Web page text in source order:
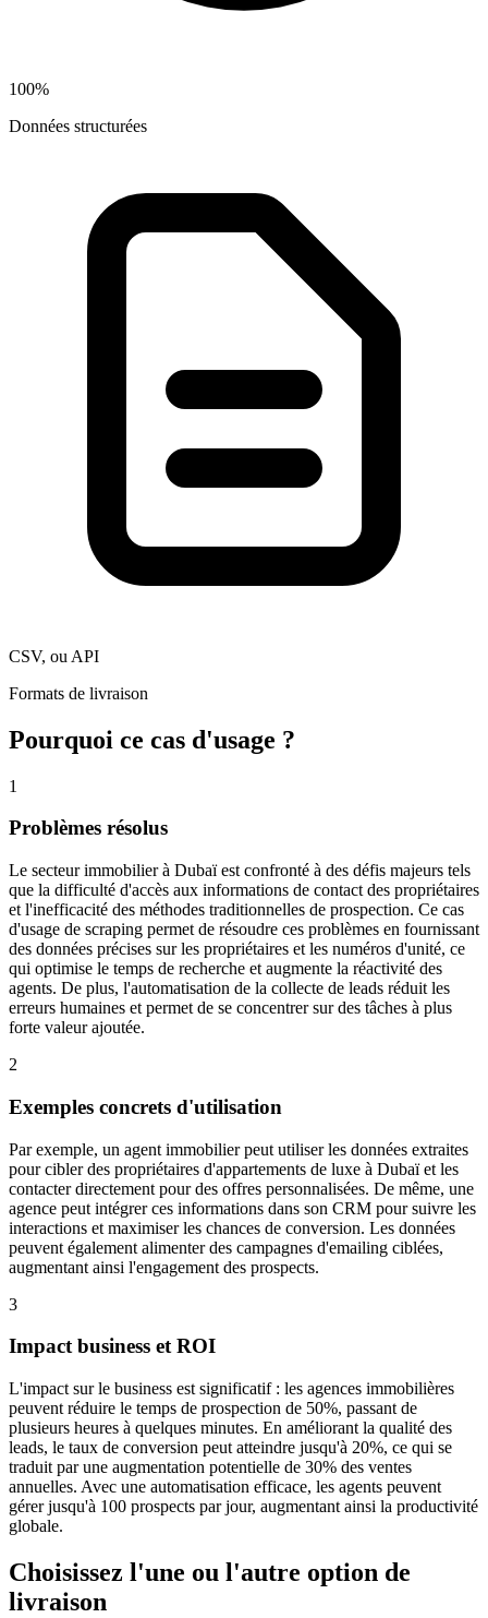
100%
Données structurées
CSV, ou API
Formats de livraison
Pourquoi ce cas d'usage ?
1
Problèmes résolus
Le secteur immobilier à Dubaï est confronté à des défis majeurs tels
que la difficulté d'accès aux informations de contact des propriétaires
et l'inefficacité des méthodes traditionnelles de prospection. Ce cas
d'usage de scraping permet de résoudre ces problèmes en fournissant
des données précises sur les propriétaires et les numéros d'unité, ce
qui optimise le temps de recherche et augmente la réactivité des
agents. De plus, l'automatisation de la collecte de leads réduit les
erreurs humaines et permet de se concentrer sur des tâches à plus
forte valeur ajoutée.
2
Exemples concrets d'utilisation
Par exemple, un agent immobilier peut utiliser les données extraites
pour cibler des propriétaires d'appartements de luxe à Dubaï et les
contacter directement pour des offres personnalisées. De même, une
agence peut intégrer ces informations dans son CRM pour suivre les
interactions et maximiser les chances de conversion. Les données
peuvent également alimenter des campagnes d'emailing ciblées,
augmentant ainsi l'engagement des prospects.
3
Impact business et ROI
L'impact sur le business est significatif : les agences immobilières
peuvent réduire le temps de prospection de 50%, passant de
plusieurs heures à quelques minutes. En améliorant la qualité des
leads, le taux de conversion peut atteindre jusqu'à 20%, ce qui se
traduit par une augmentation potentielle de 30% des ventes
annuelles. Avec une automatisation efficace, les agents peuvent
gérer jusqu'à 100 prospects par jour, augmentant ainsi la productivité
globale.
Choisissez l'une ou l'autre option de
livraison